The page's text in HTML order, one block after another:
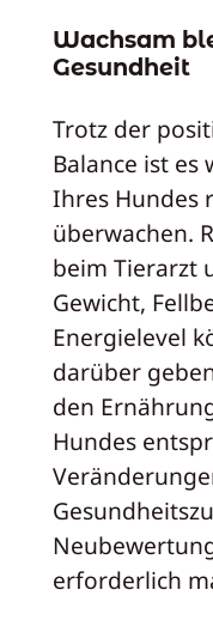
Wachsam
Gesundheit
Trotz der
Balance ist es
Ihres Hundes
überwachen.
beim Tierarzt
Gewicht,
Energielevel
darüber
den
Hundes
erforderlich